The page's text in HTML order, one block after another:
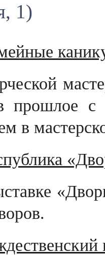
1)
прошлое
в